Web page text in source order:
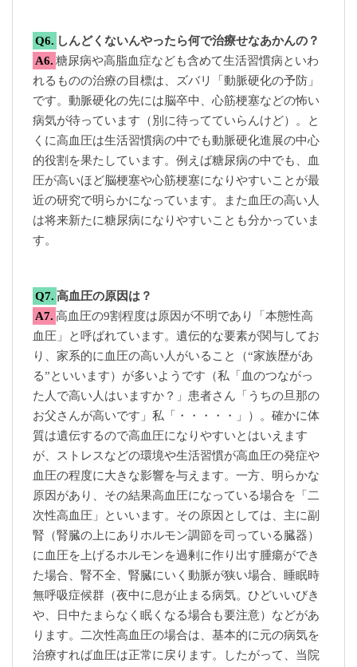
Q6. しんどくないんやったら何で治療せなあかんの？
A6. 糖尿病や高脂血症なども含めて生活習慣病といわ
れるものの治療の目標は、ズバリ「動脈硬化の予防」
です。動脈硬化の先には脳卒中、心筋梗塞などの怖い
病気が待っています（別に待ってていらんけど）。と
くに高血圧は生活習慣病の中でも動脈硬化進展の中心
的役割を果たしています。例えば糖尿病の中でも、血
圧が高いほど脳梗塞や心筋梗塞になりやすいことが最
近の研究で明らかになっています。また血圧の高い人
は将来新たに糖尿病になりやすいことも分かっていま
す。
Q7. 高血圧の原因は？
A7. 高血圧の9割程度は原因が不明であり「本態性高
血圧」と呼ばれています。遺伝的な要素が関与してお
り、家系的に血圧の高い人がいること（“家族歴があ
る”といいます）が多いようです（私「血のつながっ
た人で高い人はいますか？」患者さん「うちの旦那の
お父さんが高いです」私「・・・・・」）。確かに体
質は遺伝するので高血圧になりやすいとはいえます
が、ストレスなどの環境や生活習慣が高血圧の発症や
血圧の程度に大きな影響を与えます。一方、明らかな
原因があり、その結果高血圧になっている場合を「二
次性高血圧」といいます。その原因としては、主に副
腎（腎臓の上にありホルモン調節を司っている臓器）
に血圧を上げるホルモンを過剰に作り出す腫瘍ができ
た場合、腎不全、腎臓にいく動脈が狭い場合、睡眠時
無呼吸症候群（夜中に息が止まる病気。ひどいいびき
や、日中たまらなく眠くなる場合も要注意）などがあ
ります。二次性高血圧の場合は、基本的に元の病気を
治療すれば血圧は正常に戻ります。したがって、当院